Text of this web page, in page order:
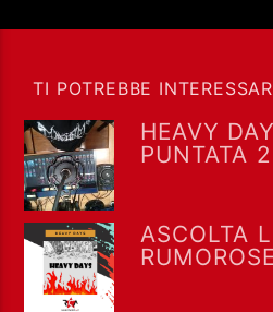
TI POTREBBE
HEAVY
PUNTATA
ASCOLTA